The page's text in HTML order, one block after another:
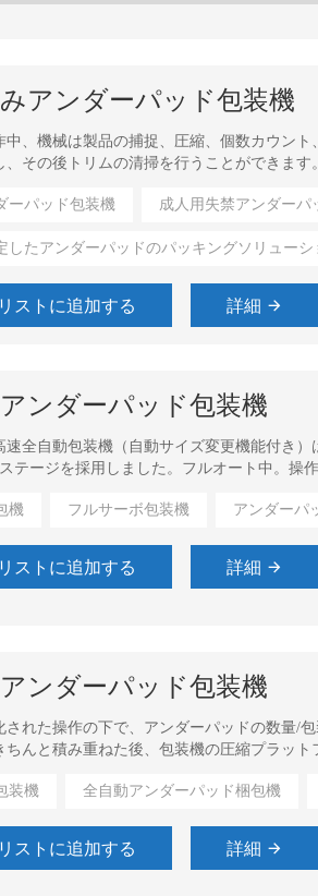
アンダーパッド包装機
中、機械は製品の捕捉、圧縮、個数カウン
その後トリムの清掃を行うことができます
ーパッド包装機
成人用失禁アンダーパ
したアンダーパッドのパッキングソリューシ
ストに追加する 詳細
ンダーパッド包装機
速全自動包装機（自動サイズ変更機能付き
テージを採用しました。フルオート中。操
密封包装された製品は、ベルトコンベアに沿
機 フルサーボ包装機 アンダーパ
ストに追加する 詳細
ンダーパッド包装機
された操作の下で、アンダーパッドの数量/
ちんと積み重ねた後、包装機の圧縮プラット
順が実行されます。
装機 全自動アンダーパッド梱包機
ストに追加する 詳細